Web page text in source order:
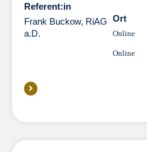
Referent:in
Frank Buckow, RiAG
a.D.
Ort
Online
Online